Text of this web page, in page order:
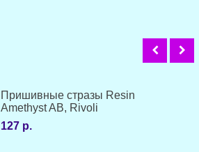
Пришивные стразы Resin
Amethyst AB, Rivoli
127 р.